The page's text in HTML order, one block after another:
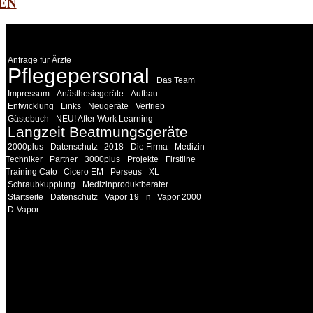
Anfrage für Ärzte
Pflegepersonal
Das Team
Impressum
Anästhesiegeräte
Aufbau
Entwicklung
Links Neugeräte
Vertrieb
Gästebuch
NEU! After Work Learning
Langzeit Beatmungsgeräte
2000plus Datenschutz 2018 Die Firma
Medizin-
Techniker
Partner 3000plus Projekte
Firstline
Training Cato
Cicero EM Perseus
XL
Schraubkupplung
Medizinproduktberater
Startseite
Datenschutz Vapor 19 n
Vapor 2000
D-Vapor